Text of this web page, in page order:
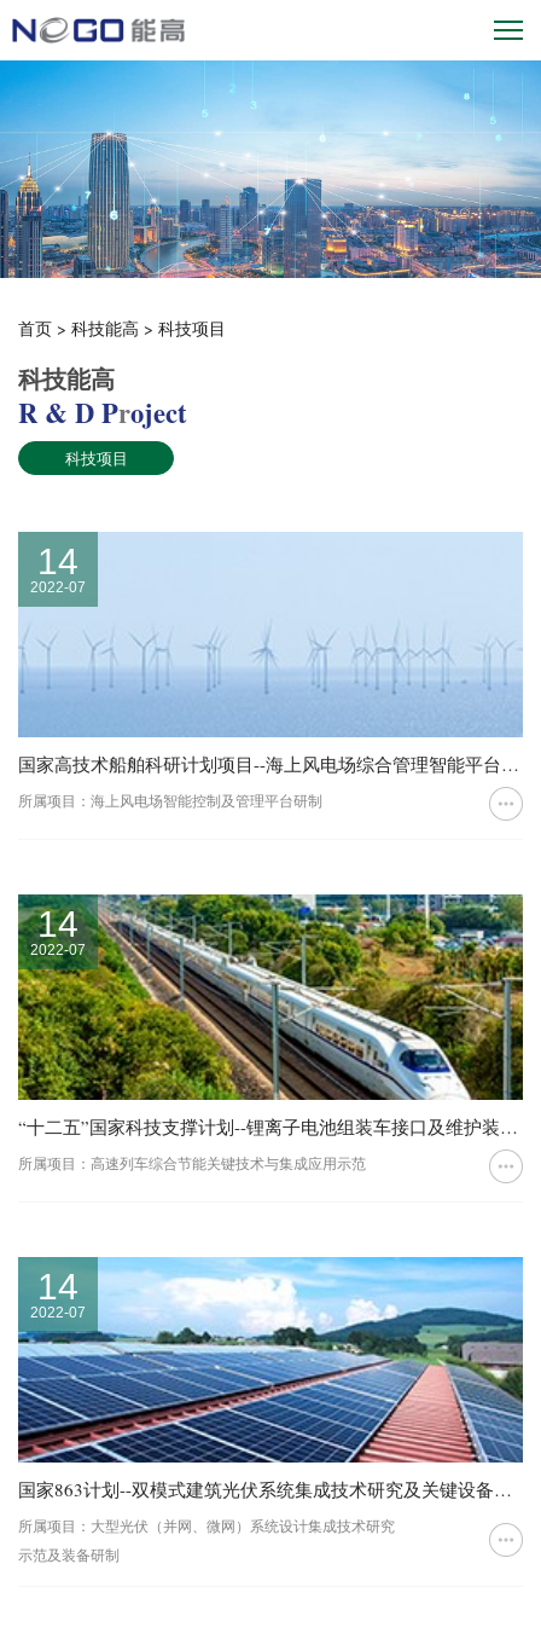
首页 > 科技能高 > 科技项目
科技能高
R & D Project
科技项目
14
2022-07
国家高技术船舶科研计划项目--海上风电场综合管理智能平台研究
所属项目：海上风电场智能控制及管理平台研制
14
2022-07
“十二五”国家科技支撑计划--锂离子电池组装车接口及维护装置研究
所属项目：高速列车综合节能关键技术与集成应用示范
14
2022-07
国家863计划--双模式建筑光伏系统集成技术研究及关键设备研制
所属项目：大型光伏（并网、微网）系统设计集成技术研究
示范及装备研制